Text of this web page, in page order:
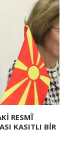
RESMÎ
KASITLI BİR